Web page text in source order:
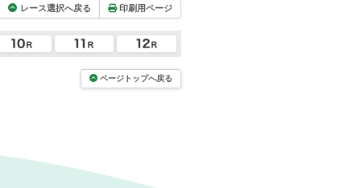
レース選択へ戻る 印刷用ページ
ページトップへ戻る